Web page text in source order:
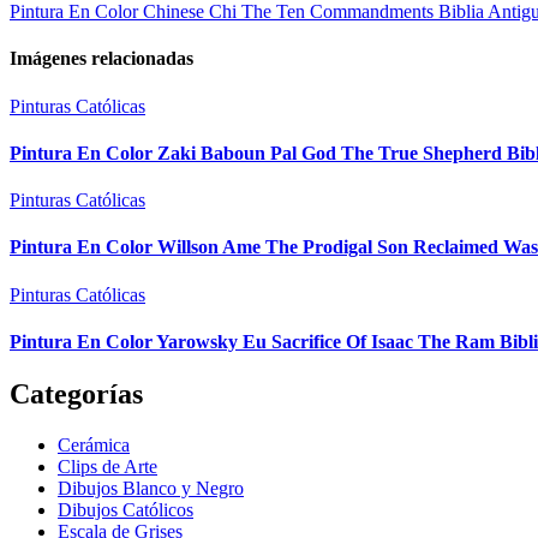
Pintura En Color Chinese Chi The Ten Commandments Biblia
Imágenes relacionadas
Pinturas Católicas
Pintura En Color Zaki Baboun Pal God The True Shepherd
Pinturas Católicas
Pintura En Color Willson Ame The Prodigal Son Reclaimed
Pinturas Católicas
Pintura En Color Yarowsky Eu Sacrifice Of Isaac The Ram
Categorías
Cerámica
Clips de Arte
Dibujos Blanco y Negro
Dibujos Católicos
Escala de Grises